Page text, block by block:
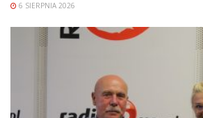
6 SIERPNIA 2026